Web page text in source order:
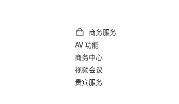
商务服务
AV 功能
商务中心
视频会议
贵宾服务